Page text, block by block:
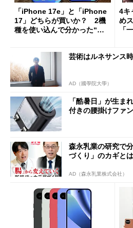
「iPhone 17e」と「iPhone
17」どちらが買いか？ 2機
種を使い込んで分かった“ス
4キ
め
「
芸術はルネサンス
AD（國學院大學）
「酷暑日」が生ま
付きの腰掛けファ
森永乳業の研究で
づくり」のカギと
AD（森永乳業株式会社）